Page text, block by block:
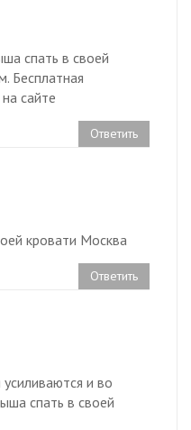
спать в своей
Бесплатная
сайте
Ответить
кровати Москва
Ответить
и во
спать в своей